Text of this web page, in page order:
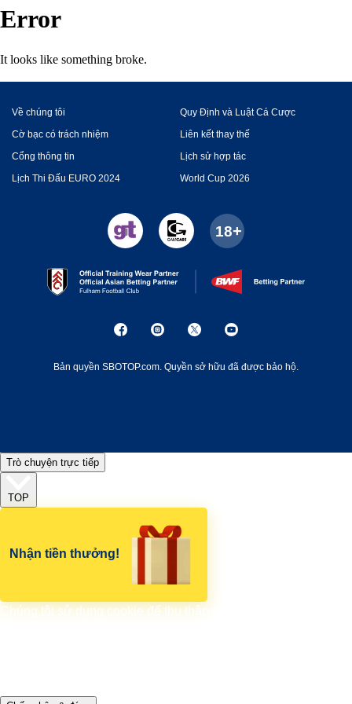
Error
It looks like something broke.
Về chúng tôi
Quy Định và Luật Cá Cược
Cờ bạc có trách nhiệm
Liên kết thay thế
Cổng thông tin
Lịch sử hợp tác
Lịch Thi Đấu EURO 2024
World Cup 2026
Bản quyền SBOTOP.com. Quyền sở hữu đã được bảo hộ.
Trò chuyện trực tiếp
TOP
Nhận tiền thưởng!
Chúng tôi sử dụng cookie để thu thập và phân tích thông tin về